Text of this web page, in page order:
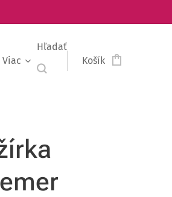
Viac
Hľadať
Košík